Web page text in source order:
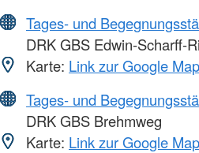
Tages- und
DRK GBS Edwin-Scharff-
Karte: Link zur Google
Tages- und
DRK GBS Brehmweg
Karte: Link zur Google